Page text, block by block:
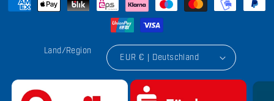
Land/Region
EUR € | Deutschland